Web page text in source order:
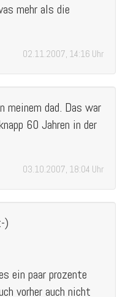
mehr als die
02.11.2007, 14:16 Uhr
meinem dad. Das war
60 Jahren in der
03.10.2007, 18:04 Uhr
)
ein paar prozente
vorher auch nicht